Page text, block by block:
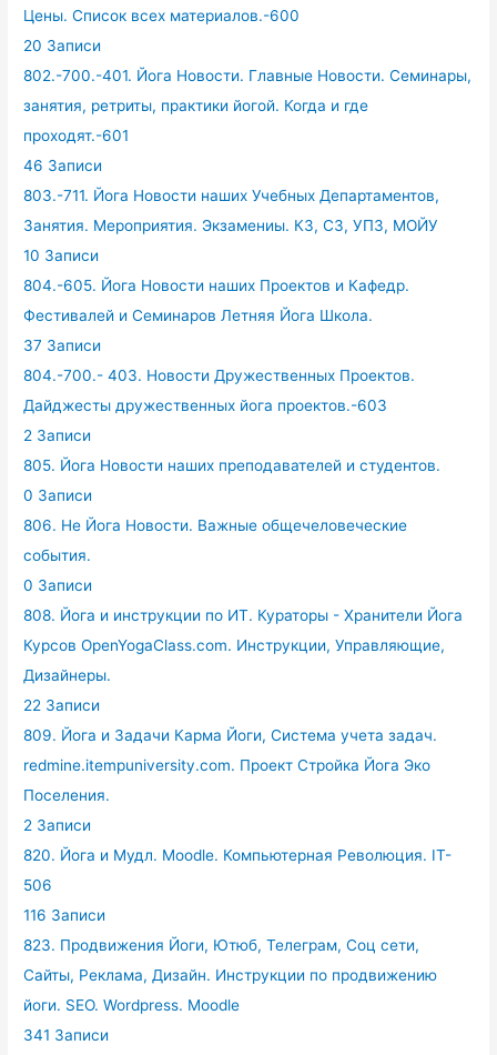
Цены. Список всех материалов.-600
20 Записи
802.-700.-401. Йога Новости. Главные Новости. Семинары,
занятия, ретриты, практики йогой. Когда и где
проходят.-601
46 Записи
803.-711. Йога Новости наших Учебных Департаментов,
Занятия. Мероприятия. Экзамениы. КЗ, СЗ, УПЗ, МОЙУ
10 Записи
804.-605. Йога Новости наших Проектов и Кафедр.
Фестивалей и Семинаров Летняя Йога Школа.
37 Записи
804.-700.- 403. Новости Дружественных Проектов.
Дайджесты дружественных йога проектов.-603
2 Записи
805. Йога Новости наших преподавателей и студентов.
0 Записи
806. Не Йога Новости. Важные общечеловеческие
события.
0 Записи
808. Йога и инструкции по ИТ. Кураторы - Хранители Йога
Курсов OpenYogaClass.com. Инструкции, Управляющие,
Дизайнеры.
22 Записи
809. Йога и Задачи Карма Йоги, Система учета задач.
redmine.itempuniversity.com. Проект Стройка Йога Эко
Поселения.
2 Записи
820. Йога и Мудл. Moodle. Компьютерная Революция. IT-
506
116 Записи
823. Продвижения Йоги, Ютюб, Телеграм, Соц сети,
Сайты, Реклама, Дизайн. Инструкции по продвижению
йоги. SEO. Wordpress. Moodle
341 Записи